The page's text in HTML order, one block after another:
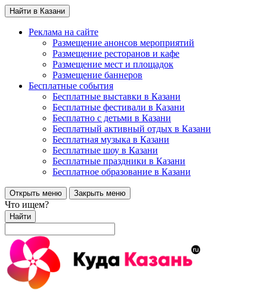
Найти в Казани
Реклама на сайте
Размещение анонсов мероприятий
Размещение ресторанов и кафе
Размещение мест и площадок
Размещение баннеров
Бесплатные события
Бесплатные выставки в Казани
Бесплатные фестивали в Казани
Бесплатно с детьми в Казани
Бесплатный активный отдых в Казани
Бесплатная музыка в Казани
Бесплатные шоу в Казани
Бесплатные праздники в Казани
Бесплатное образование в Казани
Открыть меню Закрыть меню
Что ищем?
Найти